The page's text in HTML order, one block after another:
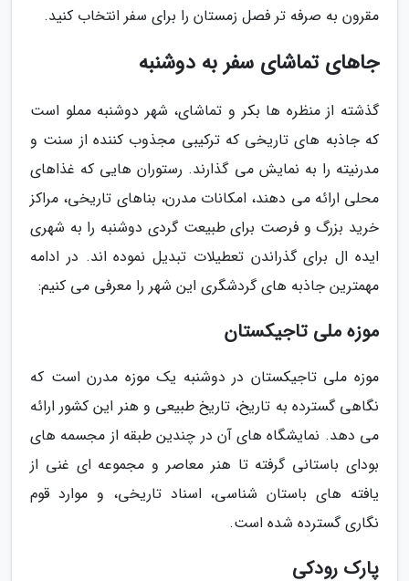
مقرون به صرفه تر فصل زمستان را برای سفر انتخاب کنید.
جاهای تماشای سفر به دوشنبه
گذشته از منظره ها بکر و تماشای، شهر دوشنبه مملو است
که جاذبه های تاریخی که ترکیبی مجذوب کننده از سنت و
مدرنیته را به نمایش می گذارند. رستوران هایی که غذاهای
محلی ارائه می دهند، امکانات مدرن، بناهای تاریخی، مراکز
خرید بزرگ و فرصت برای طبیعت گردی دوشنبه را به شهری
ایده ال برای گذراندن تعطیلات تبدیل نموده اند. در ادامه
مهمترین جاذبه های گردشگری این شهر را معرفی می کنیم:
موزه ملی تاجیکستان
موزه ملی تاجیکستان در دوشنبه یک موزه مدرن است که
نگاهی گسترده به تاریخ، تاریخ طبیعی و هنر این کشور ارائه
می دهد. نمایشگاه های آن در چندین طبقه از مجسمه های
بودای باستانی گرفته تا هنر معاصر و مجموعه ای غنی از
یافته های باستان شناسی، اسناد تاریخی، و موارد قوم
نگاری گسترده شده است.
پارک رودکی